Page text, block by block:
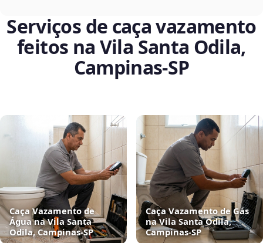
Serviços de caça vazamento
feitos na Vila Santa Odila,
Campinas‑SP
Caça Vazamento de
Água na Vila Santa
Odila, Campinas‑SP
Caça Vazamento de Gás
na Vila Santa Odila,
Campinas‑SP